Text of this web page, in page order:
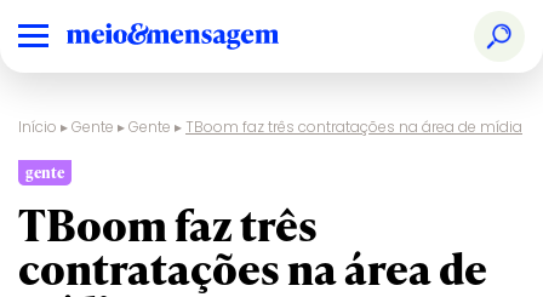
Início ▸Gente ▸Gente ▸ TBoom faz três contratações na área de mídia
gente
TBoom faz três
contratações na área de